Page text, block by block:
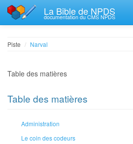
La Bible de NPDS
documentation du CMS NPDS
Piste Narval
Table des matières
Table des matières
Administration
Le coin des codeurs